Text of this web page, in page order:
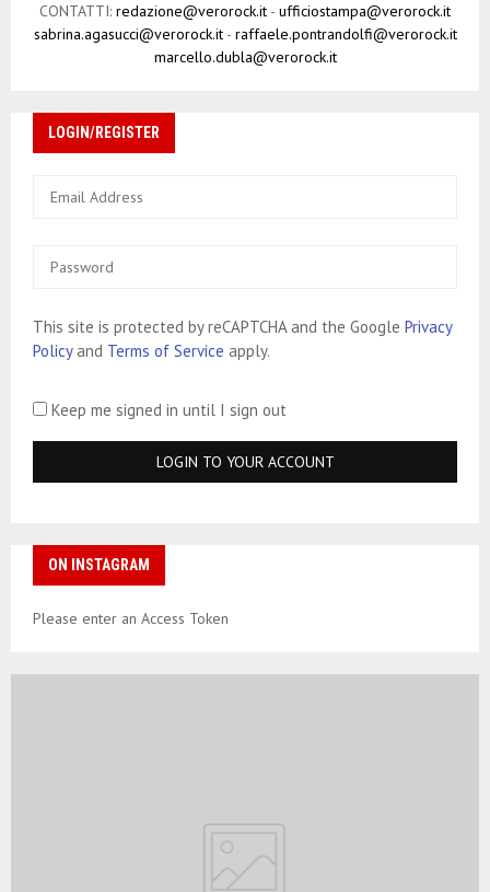
CONTATTI: redazione@verorock.it - ufficiostampa@verorock.it
sabrina.agasucci@verorock.it- raffaele.pontrandolfi@verorock.it
marcello.dubla@verorock.it
LOGIN/REGISTER
This site is protected by reCAPTCHA and the Google Privacy
Policyand Terms of Service apply.
Keep me signed in until I sign out
ON INSTAGRAM
Please enter an Access Token